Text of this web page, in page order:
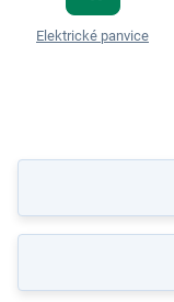
Elektrické panvice